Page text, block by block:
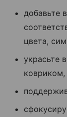
добавьте
цвета,
украсьте
ковриком,